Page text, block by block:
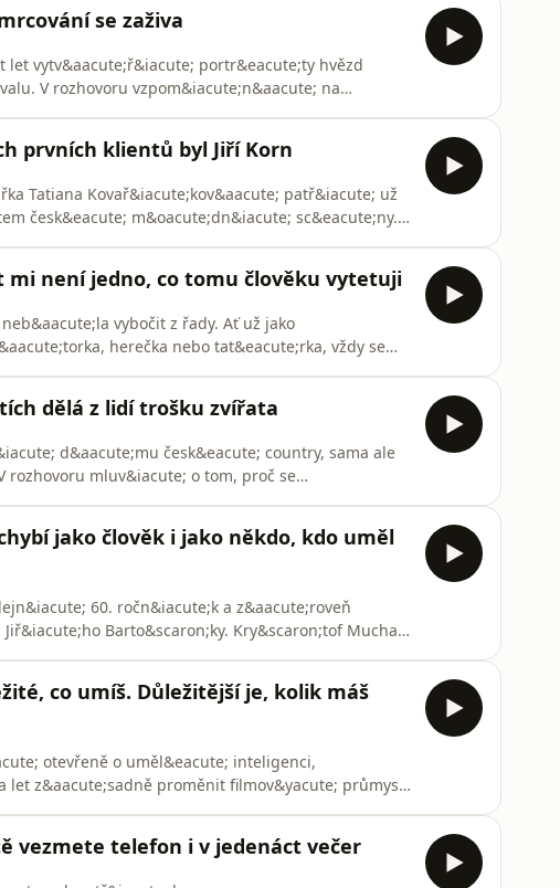
se zaživa
let vytv&aacute;ř&iacute; portr&eacute;ty hvězd
V rozhovoru vzpom&iacute;n&aacute; na
prvních klientů byl Jiří Korn
Tatiana Kovař&iacute;kov&aacute; patř&iacute; už
česk&eacute; m&oacute;dn&iacute; sc&eacute;ny. V
mi není jedno, co tomu člověku vytetuji
vybočit z řady. Ať už jako
herečka nebo tat&eacute;rka, vždy se
i o tom, proč skromn
dělá z lidí trošku zvířata
d&aacute;mu česk&eacute; country, sama ale
rozhovoru mluv&iacute; o tom, proč se
jako člověk i jako někdo, kdo uměl
60. ročn&iacute;k a z&aacute;roveň
Barto&scaron;ky. Kry&scaron;tof Mucha
co umíš. Důležitější je, kolik máš
otevřeně o uměl&eacute; inteligenci,
let z&aacute;sadně proměnit filmov&yacute; průmysl.
vezmete telefon i v jedenáct večer